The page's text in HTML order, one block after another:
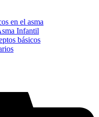
en el asma
Infantil
básicos